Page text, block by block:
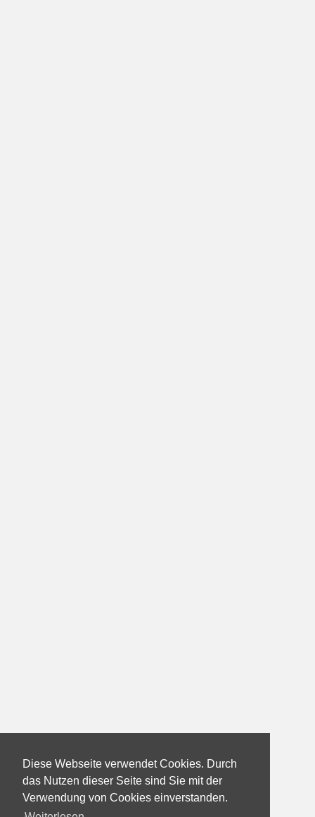
Diese Webseite verwendet Cookies. Durch
das Nutzen dieser Seite sind Sie mit der
Verwendung von Cookies einverstanden.